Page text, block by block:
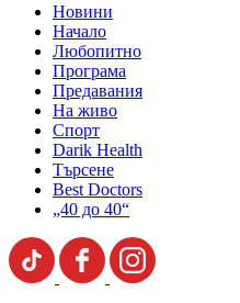
Новини
Начало
Любопитно
Програма
Предавания
На живо
Спорт
Darik Health
Търсене
Best Doctors
„40 до 40“